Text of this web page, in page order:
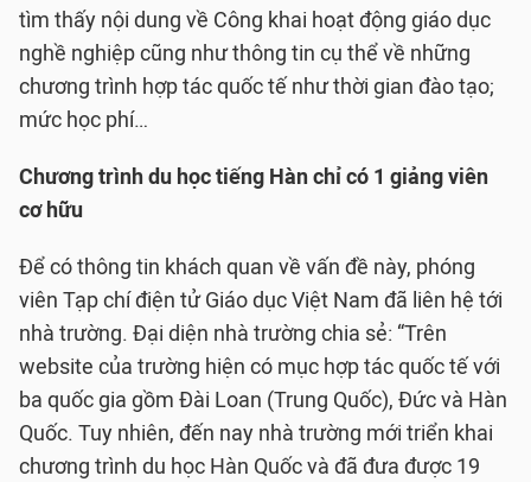
tìm thấy nội dung về Công khai hoạt động giáo dục
nghề nghiệp cũng như thông tin cụ thể về những
chương trình hợp tác quốc tế như thời gian đào tạo;
mức học phí…
Chương trình du học tiếng Hàn chỉ có 1 giảng viên
cơ hữu
Để có thông tin khách quan về vấn đề này, phóng
viên Tạp chí điện tử Giáo dục Việt Nam đã liên hệ tới
nhà trường. Đại diện nhà trường chia sẻ: “Trên
website của trường hiện có mục hợp tác quốc tế với
ba quốc gia gồm Đài Loan (Trung Quốc), Đức và Hàn
Quốc. Tuy nhiên, đến nay nhà trường mới triển khai
chương trình du học Hàn Quốc và đã đưa được 19